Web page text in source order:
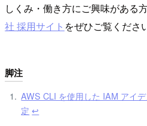
しくみ・働き方にご興味がある方
社 採用サイト をぜひご覧くださ
脚注
AWS CLI を使用した IAM アイ
定 ↩︎